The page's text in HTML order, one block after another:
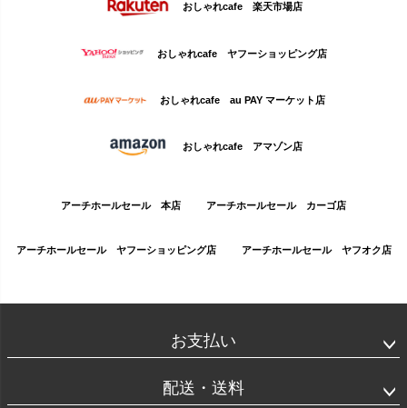
おしゃれcafe 楽天市場店
おしゃれcafe ヤフーショッピング店
おしゃれcafe au PAY マーケット店
おしゃれcafe アマゾン店
アーチホールセール 本店 アーチホールセール カーゴ店
アーチホールセール ヤフーショッピング店 アーチホールセール ヤフオク店
お支払い
配送・送料